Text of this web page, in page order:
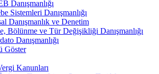
Danışmanlığı
Sistemleri Danışmanlığı
Danışmanlık ve Denetim
Bölünme ve Tür Değişikliği Danışmanlığı
Danışmanlığı
Göster
Kanunları